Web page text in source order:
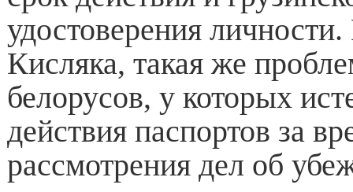
удостоверения
Кисляка, такая же
белорусов, у которых
действия паспортов за
рассмотрения дел об